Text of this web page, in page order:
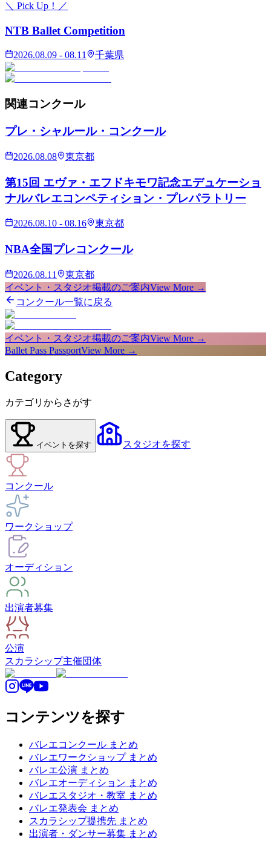
＼ Pick Up！／
NTB Ballet Competition
2026.08.09 - 08.11 千葉県
関連コンクール
プレ・シャルール・コンクール
2026.08.08 東京都
第15回 エヴァ・エフドキモワ記念エデュケーショ
ナルバレエコンペティション・プレパラトリー
2026.08.10 - 08.16 東京都
NBA全国プレコンクール
2026.08.11
東京都
イベント・スタジオ掲載のご案内View More →
コンクール一覧に戻る
イベント・スタジオ掲載のご案内View More →
Ballet Pass PassportView More →
Category
カテゴリからさがす
イベント を探す スタジオを探す
コンクール
ワークショップ
オーディション
出演者募集
公演
スカラシップ主催団体
コンテンツを探す
バレエコンクール まとめ
バレエワークショップ まとめ
バレエ公演 まとめ
バレエオーディション まとめ
バレエスタジオ・教室 まとめ
バレエ発表会 まとめ
スカラシップ提携先 まとめ
出演者・ダンサー募集 まとめ